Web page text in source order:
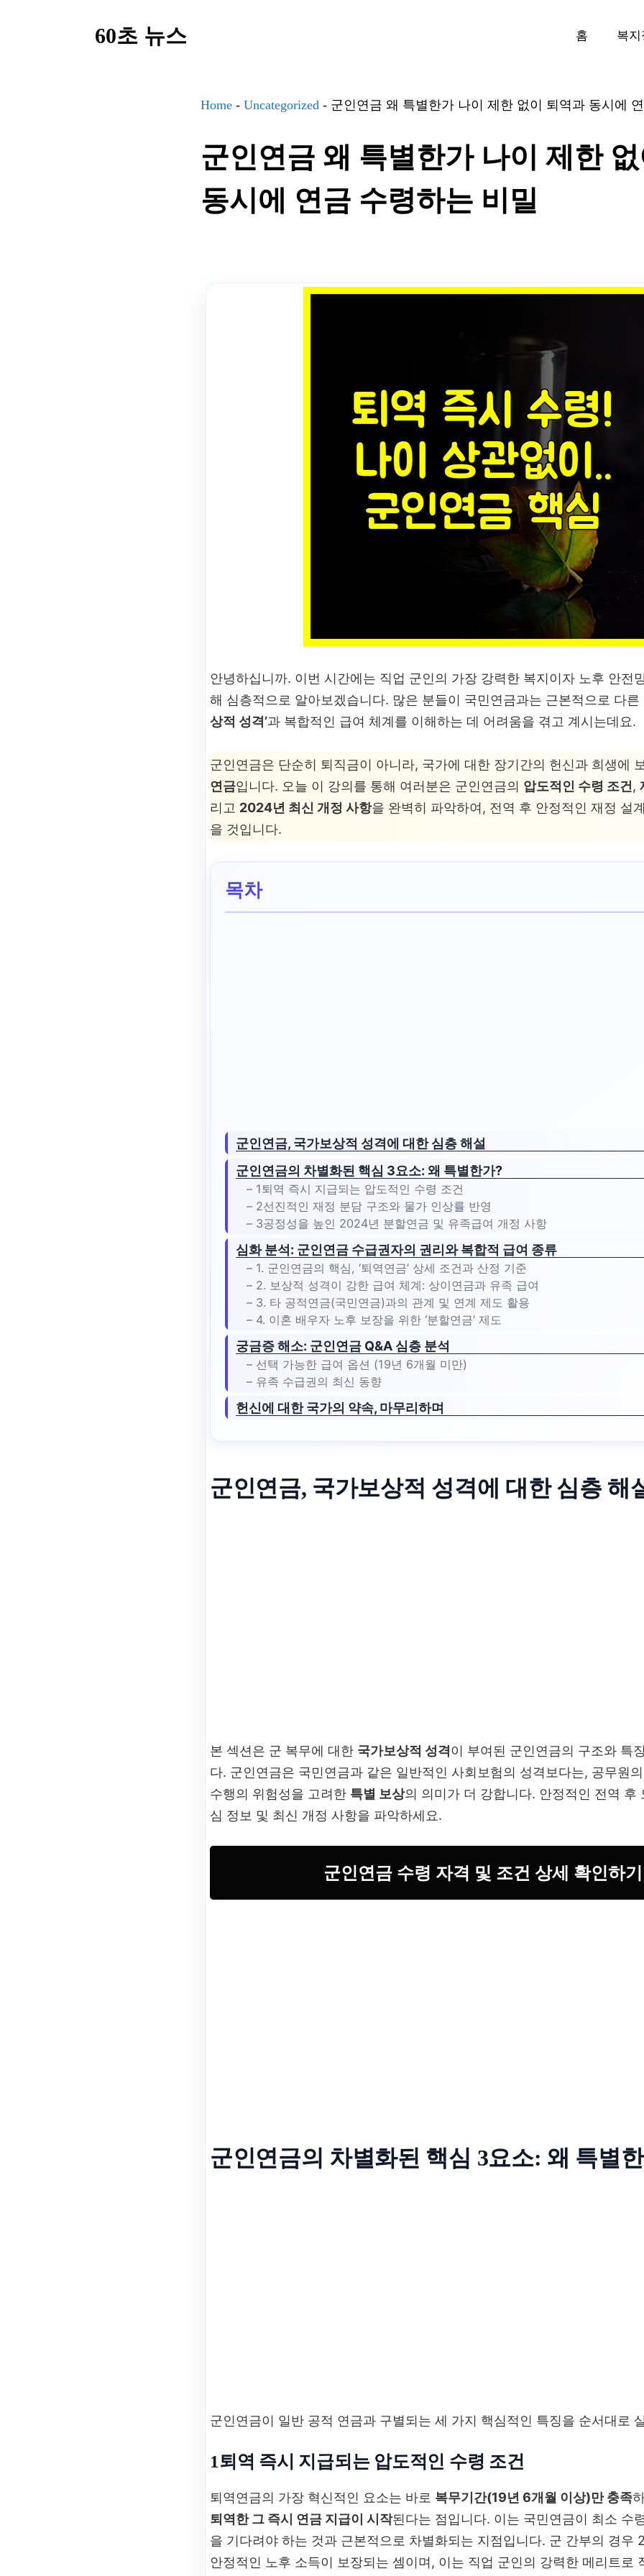
60초 뉴스 홈 복
Home - Uncategorized - 군인연금 왜 특별한가 나이 제한 없이 퇴역과 동시에
군인연금 왜 특별한가 나이 제한
동시에 연금 수령하는 비밀
안녕하십니까. 이번 시간에는 직업 군인의 가장 강력한 복지이자 노후 안전
해 심층적으로 알아보겠습니다. 많은 분들이 국민연금과는 근본적으로 다
상적 성격’과 복합적인 급여 체계를 이해하는 데 어려움을 겪고 계시는데요.
군인연금은 단순히 퇴직금이 아니라, 국가에 대한 장기간의 헌신과 희생에
연금입니다. 오늘 이 강의를 통해 여러분은 군인연금의 압도적인 수령 조건,
리고 2024년 최신 개정 사항을 완벽히 파악하여, 전역 후 안정적인 재정 설
을 것입니다.
목차
군인연금, 국가보상적 성격에 대한 심층 해설
군인연금의 차별화된 핵심 3요소: 왜 특별한가?
– 1퇴역 즉시 지급되는 압도적인 수령 조건
– 2선진적인 재정 분담 구조와 물가 인상률 반영
– 3공정성을 높인 2024년 분할연금 및 유족급여 개정 사항
심화 분석: 군인연금 수급권자의 권리와 복합적 급여 종류
– 1. 군인연금의 핵심, ‘퇴역연금’ 상세 조건과 산정 기준
– 2. 보상적 성격이 강한 급여 체계: 상이연금과 유족 급여
– 3. 타 공적연금(국민연금)과의 관계 및 연계 제도 활용
– 4. 이혼 배우자 노후 보장을 위한 ‘분할연금’ 제도
궁금증 해소: 군인연금 Q&A 심층 분석
– 선택 가능한 급여 옵션 (19년 6개월 미만)
– 유족 수급권의 최신 동향
헌신에 대한 국가의 약속, 마무리하며
군인연금, 국가보상적 성격에 대한 심층 해
본 섹션은 군 복무에 대한 국가보상적 성격 이 부여된 군인연금의 구조와 특
다. 군인연금은 국민연금과 같은 일반적인 사회보험의 성격보다는, 공무원
수행의 위험성을 고려한 특별 보상의 의미가 더 강합니다. 안정적인 전역 후
심 정보 및 최신 개정 사항을 파악하세요.
군인연금 수령 자격 및 조건 상세 확인하기
군인연금의 차별화된 핵심 3요소: 왜 특별
군인연금이 일반 공적 연금과 구별되는 세 가지 핵심적인 특징을 순서대로
1퇴역 즉시 지급되는 압도적인 수령 조건
퇴역연금의 가장 혁신적인 요소는 바로 복무기간(19년 6개월 이상)만 충족
퇴역한 그 즉시 연금 지급이 시작된다는 점입니다. 이는 국민연금이 최소 수
을 기다려야 하는 것과 근본적으로 차별화되는 지점입니다. 군 간부의 경우
안정적인 노후 소득이 보장되는 셈이며, 이는 직업 군인의 강력한 메리트로